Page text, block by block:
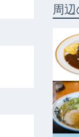
周